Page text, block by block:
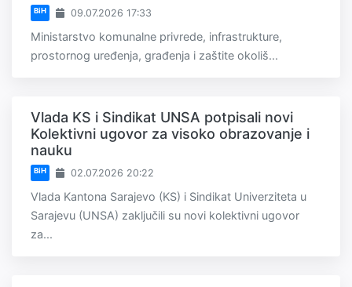
BiH 09.07.2026 17:33
Ministarstvo komunalne privrede, infrastrukture,
prostornog uređenja, građenja i zaštite okoliš...
Vlada KS i Sindikat UNSA potpisali novi
Kolektivni ugovor za visoko obrazovanje i
nauku
BiH 02.07.2026 20:22
Vlada Kantona Sarajevo (KS) i Sindikat Univerziteta u
Sarajevu (UNSA) zaključili su novi kolektivni ugovor
za...